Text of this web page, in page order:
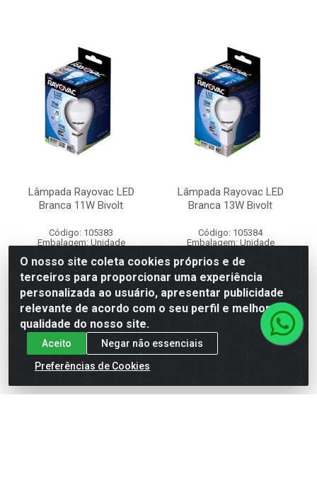
Lâmpada Rayovac LED
Branca 11W Bivolt
Código: 105383
Embalagem: Unidade
Faça seu login ou
cadastre-se para
ver preços e
comprar
Lâmpada Rayovac LED
Branca 13W Bivolt
Código: 105384
Embalagem: Unidade
Faça seu login ou
cadastre-se para
ver preços e
O nosso site coleta cookies próprios e de
terceiros para proporcionar uma experiência
personalizada ao usuário, apresentar publicidade
relevante de acordo com o seu perfil e melhorar a
qualidade do nosso site.
Aceito
Negar não essenciais
Preferências de Cookies